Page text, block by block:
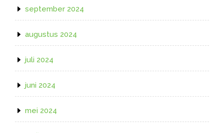
september 2024
augustus 2024
juli 2024
juni 2024
mei 2024